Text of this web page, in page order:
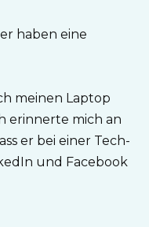
haben eine
meinen Laptop
erinnerte mich an
er bei einer Tech-
und Facebook